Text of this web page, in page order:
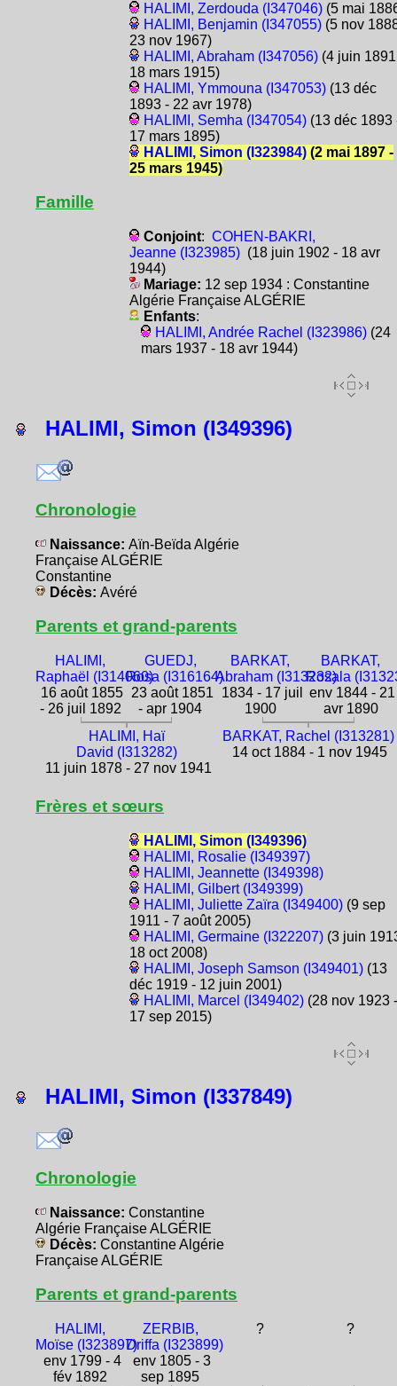
HALIMI, Zerdouda (I347046)(5 mai
HALIMI, Benjamin (I347055)(5 nov
23 nov 1967)
HALIMI, Abraham (I347056)(4 juin
18 mars 1915)
HALIMI, Ymmouna (I347053)(13 déc
1893 - 22 avr 1978)
HALIMI, Semha (I347054)(13 déc 1893
17 mars 1895)
HALIMI, Simon (I323984)(2 mai 1897 -
25 mars 1945)
Famille
Conjoint: COHEN-BAKRI,
Jeanne (I323985)(18 juin 1902 - 18 avr
1944)
Mariage: 12 sep 1934 : Constantine
Algérie Française ALGÉRIE
Enfants:
HALIMI, Andrée Rachel (I323986)(24
mars 1937 - 18 avr 1944)
HALIMI, Simon (I349396)
Chronologie
Naissance: Aïn-Beïda Algérie
Française ALGÉRIE
Constantine
Décès: Avéré
Parents et grand-parents
HALIMI,
Raphaël (I314060)
16 août 1855
- 26 juil 1892
GUEDJ,
Rosa (I316164)
23 août 1851
- apr 1904
BARKAT,
Abraham (I313232)
1834 - 17 juil
1900
BARKAT,
Rosala
env 1844 - 21
avr 1890
HALIMI, Haï
David (I313282)
11 juin 1878 - 27 nov 1941
BARKAT, Rachel (I313281)
14 oct 1884 - 1 nov 1945
Frères et sœurs
HALIMI, Simon (I349396)
HALIMI, Rosalie (I349397)
HALIMI, Jeannette (I349398)
HALIMI, Gilbert (I349399)
HALIMI, Juliette Zaïra (I349400)(9 sep
1911 - 7 août 2005)
HALIMI, Germaine (I322207)(3 juin
18 oct 2008)
HALIMI, Joseph Samson (I349401)(13
déc 1919 - 12 juin 2001)
HALIMI, Marcel (I349402)(28 nov 1923 -
17 sep 2015)
HALIMI, Simon (I337849)
Chronologie
Naissance: Constantine
Algérie Française ALGÉRIE
Décès: Constantine Algérie
Française ALGÉRIE
Parents et grand-parents
HALIMI,
Moïse (I323897)
env 1799 - 4
fév 1892
ZERBIB,
Driffa (I323899)
env 1805 - 3
sep 1895
? ?